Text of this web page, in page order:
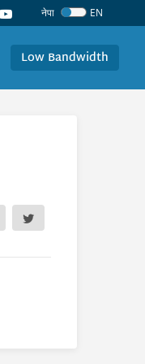
नेपा EN
Low Bandwidth